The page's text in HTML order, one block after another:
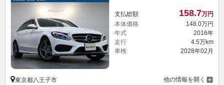
支払総額 158.7万円
本体価格
148.0万円
年式
2016年
走行
4.5万km
車検
2028年02月
東京都八王子市 他の情報を開く